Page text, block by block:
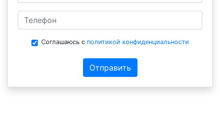
Соглашаюсь с политикой конфиденциальности
Отправить